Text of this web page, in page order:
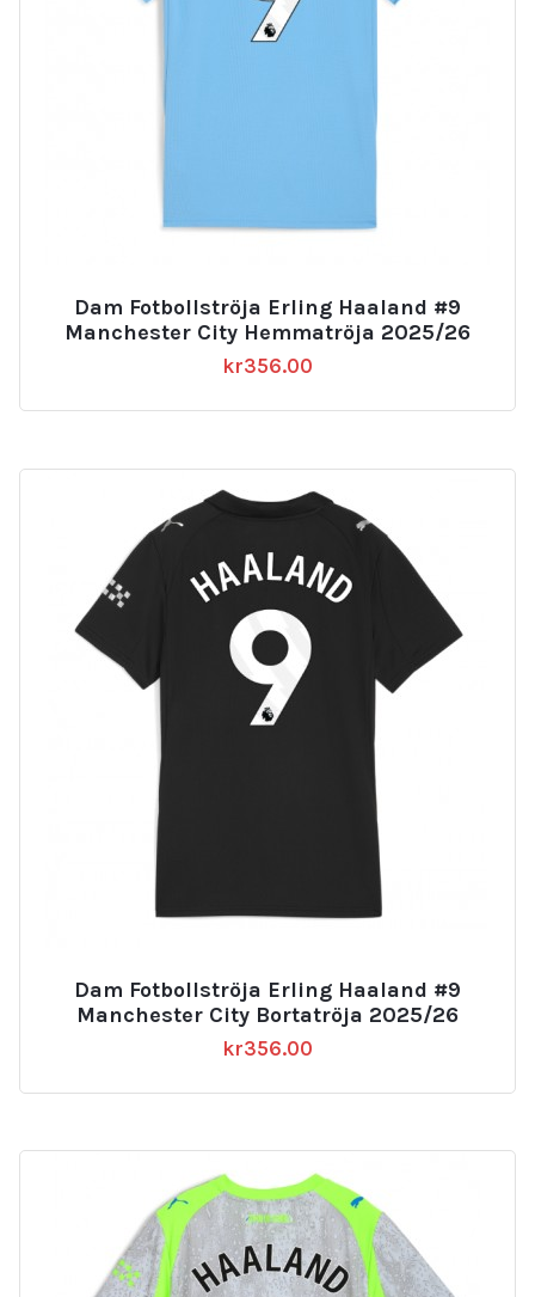
Dam Fotbollströja Erling Haaland #9
Manchester City Hemmatröja 2025/26
kr356.00
Dam Fotbollströja Erling Haaland #9
Manchester City Bortatröja 2025/26
kr356.00